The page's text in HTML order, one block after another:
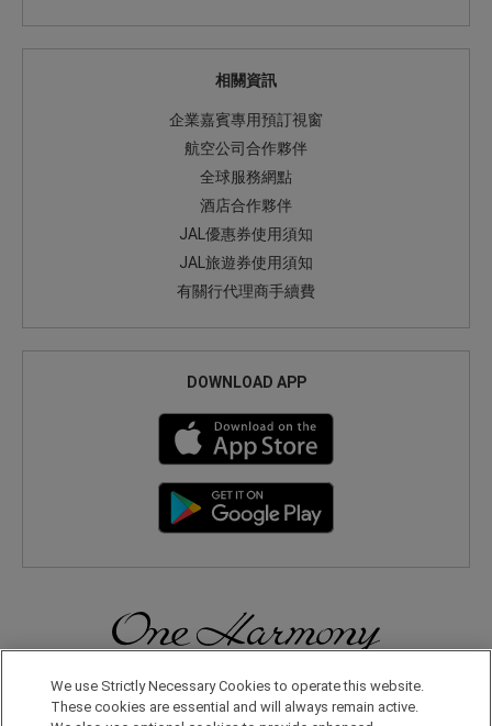
相關資訊
企業嘉賓專用預訂視窗
航空公司合作夥伴
全球服務網點
酒店合作夥伴
JAL優惠券使用須知
JAL旅遊券使用須知
有關行代理商手續費
DOWNLOAD APP
無論在日本國內還是在世界其他地方，您都會體驗到更多旅行的樂
趣。只要申請成為One Harmony會員，即可享受各種專屬優惠。
We use Strictly Necessary Cookies to operate this website.
These cookies are essential and will always remain active.